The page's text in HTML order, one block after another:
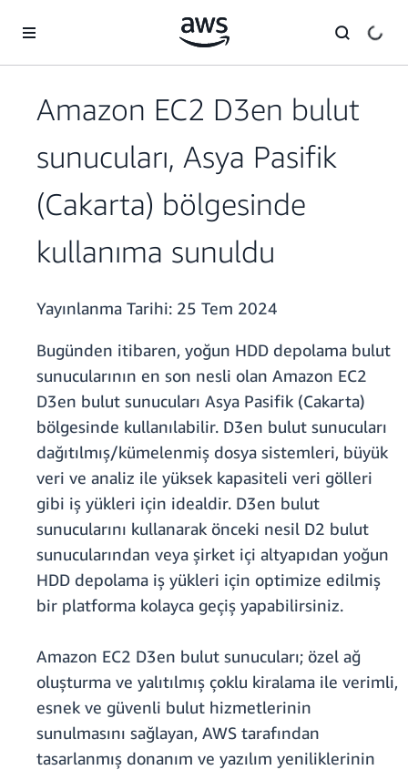
Amazon EC2 D3en bulut
sunucuları, Asya Pasifik
(Cakarta) bölgesinde
kullanıma sunuldu
Yayınlanma Tarihi: 25 Tem 2024
Bugünden itibaren, yoğun HDD depolama bulut
sunucularının en son nesli olan Amazon EC2
D3en bulut sunucuları Asya Pasifik (Cakarta)
bölgesinde kullanılabilir. D3en bulut sunucuları
dağıtılmış/kümelenmiş dosya sistemleri, büyük
veri ve analiz ile yüksek kapasiteli veri gölleri
gibi iş yükleri için idealdir. D3en bulut
sunucularını kullanarak önceki nesil D2 bulut
sunucularından veya şirket içi altyapıdan yoğun
HDD depolama iş yükleri için optimize edilmiş
bir platforma kolayca geçiş yapabilirsiniz.
Amazon EC2 D3en bulut sunucuları; özel ağ
oluşturma ve yalıtılmış çoklu kiralama ile verimli,
esnek ve güvenli bulut hizmetlerinin
sunulmasını sağlayan, AWS tarafından
tasarlanmış donanım ve yazılım yeniliklerinin